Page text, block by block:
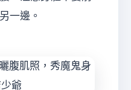
一邊。